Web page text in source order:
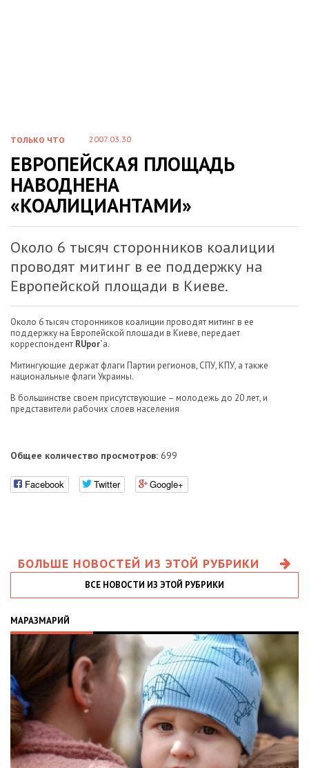
ТОЛЬКО ЧТО 2007.03.30
ЕВРОПЕЙСКАЯ ПЛОЩАДЬ
НАВОДНЕНА
«КОАЛИЦИАНТАМИ»
Около 6 тысяч сторонников коалиции
проводят митинг в ее поддержку на
Европейской площади в Киеве.
Около 6 тысяч сторонников коалиции проводят митинг в ее
поддержку на Европейской площади в Киеве, передает
корреспондент RUpor`a.
Митингующие держат флаги Партии регионов, СПУ, КПУ, а также
национальные флаги Украины.
В большинстве своем присутствующие – молодежь до 20 лет, и
представители рабочих слоев населения
Общее количество просмотров: 699
Facebook Twitter Google+
БОЛЬШЕ НОВОСТЕЙ ИЗ ЭТОЙ РУБРИКИ
ВСЕ НОВОСТИ ИЗ ЭТОЙ РУБРИКИ
МАРАЗМАРИЙ